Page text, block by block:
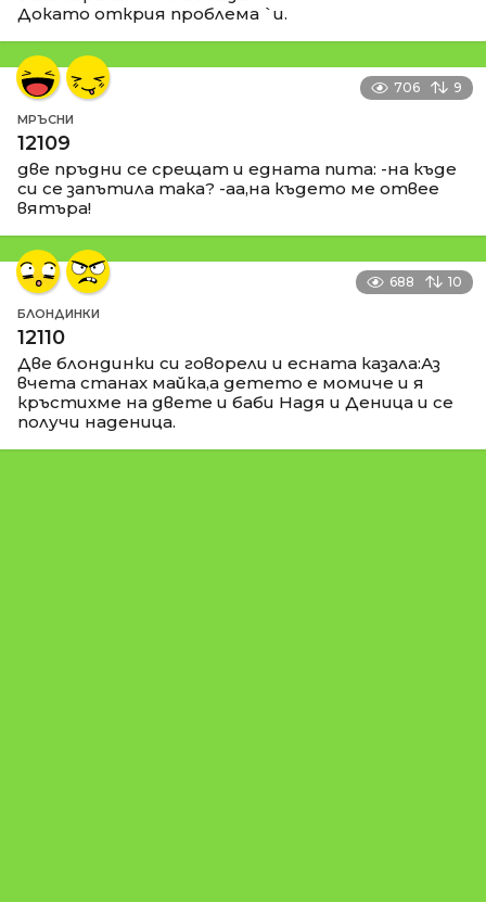
Докато открия проблема `и.
706 9
МРЪСНИ
12109
две пръдни се срещат и едната пита: -на къде
си се запътила така? -аа,на където ме отвее
вятъра!
688 10
БЛОНДИНКИ
12110
Две блондинки си говорели и есната казала:Аз
вчета станах майка,а детето е момиче и я
кръстихме на двете и баби Надя и Деница и се
получи наденица.